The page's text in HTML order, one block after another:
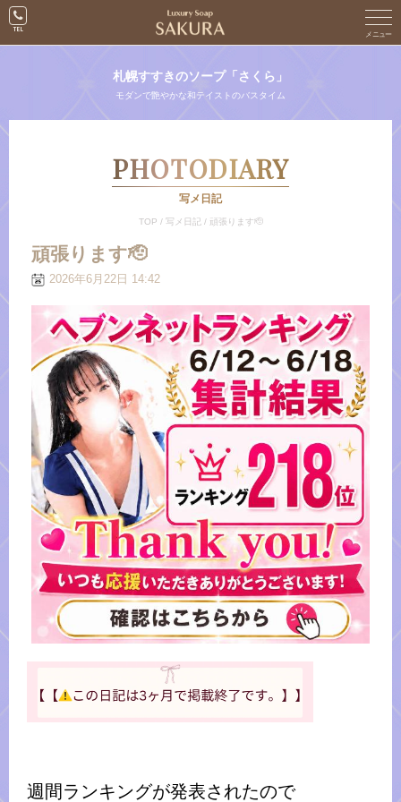
札幌すすきのソープ「さくら」
モダンで艶やかな和テイストのバスタイム
PHOTODIARY
写メ日記
TOP / 写メ日記 / 頑張ります🫡
頑張ります🫡
2026年6月22日 14:42
週間ランキングが発表されたので